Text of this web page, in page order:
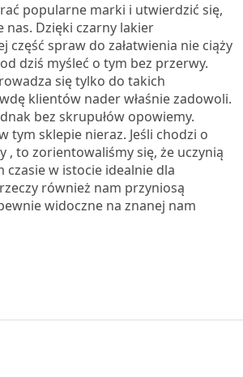
popularne marki i utwierdzić się,
Dzięki czarny lakier
spraw do załatwienia nie ciąży
dziś myśleć o tym bez przerwy.
się tylko do takich
klientów nader właśnie zadowoli.
bez skrupułów opowiemy.
tym sklepie nieraz. Jeśli chodzi o
, to zorientowaliśmy się, że uczynią
w istocie idealnie dla
również nam przyniosą
widoczne na znanej nam